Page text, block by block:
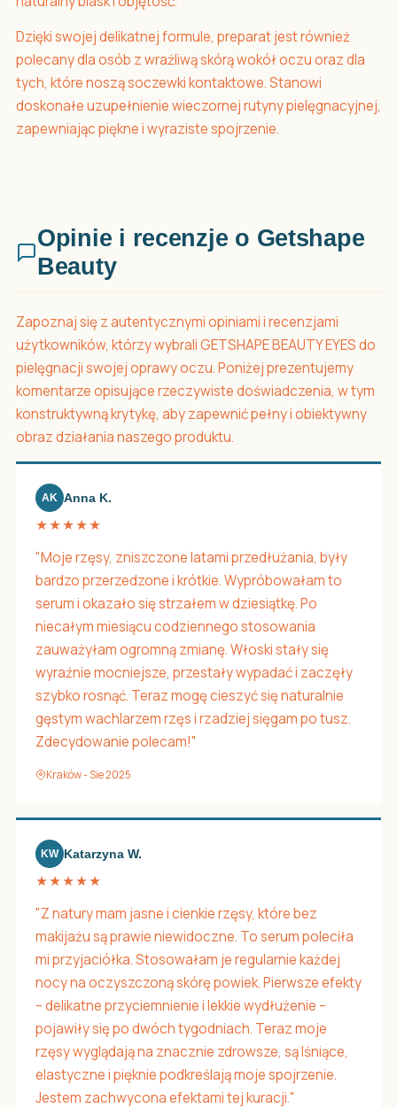
Dzięki swojej delikatnej formule, preparat jest również
polecany dla osób z wrażliwą skórą wokół oczu oraz dla
tych, które noszą soczewki kontaktowe. Stanowi
doskonałe uzupełnienie wieczornej rutyny pielęgnacyjnej,
zapewniając piękne i wyraziste spojrzenie.
Opinie i recenzje o Getshape
Beauty
Zapoznaj się z autentycznymi opiniami i recenzjami
użytkowników, którzy wybrali GETSHAPE BEAUTY EYES do
pielęgnacji swojej oprawy oczu. Poniżej prezentujemy
komentarze opisujące rzeczywiste doświadczenia, w tym
konstruktywną krytykę, aby zapewnić pełny i obiektywny
obraz działania naszego produktu.
AK Anna K.
★★★★★
"Moje rzęsy, zniszczone latami przedłużania, były
bardzo przerzedzone i krótkie. Wypróbowałam to
serum i okazało się strzałem w dziesiątkę. Po
niecałym miesiącu codziennego stosowania
zauważyłam ogromną zmianę. Włoski stały się
wyraźnie mocniejsze, przestały wypadać i zaczęły
szybko rosnąć. Teraz mogę cieszyć się naturalnie
gęstym wachlarzem rzęs i rzadziej sięgam po tusz.
Zdecydowanie polecam!"
Kraków - Sie 2025
KW Katarzyna W.
★★★★★
"Z natury mam jasne i cienkie rzęsy, które bez
makijażu są prawie niewidoczne. To serum poleciła
mi przyjaciółka. Stosowałam je regularnie każdej
nocy na oczyszczoną skórę powiek. Pierwsze efekty
– delikatne przyciemnienie i lekkie wydłużenie –
pojawiły się po dwóch tygodniach. Teraz moje
rzęsy wyglądają na znacznie zdrowsze, są lśniące,
elastyczne i pięknie podkreślają moje spojrzenie.
Jestem zachwycona efektami tej kuracji."